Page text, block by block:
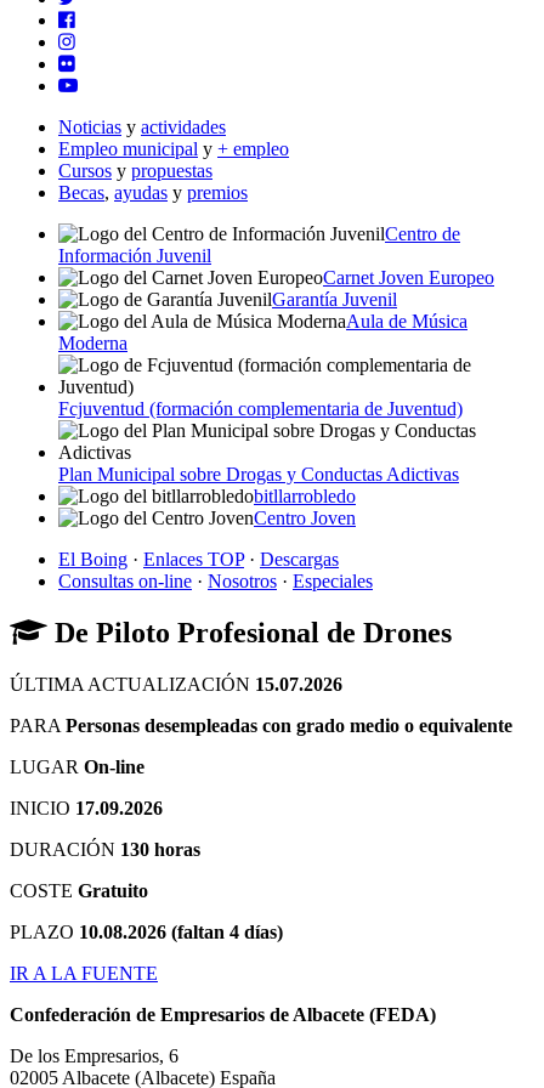
Noticias y actividades
Empleo municipal y + empleo
Cursos y propuestas
Becas, ayudas y premios
Centro de
Información Juvenil
Carnet Joven Europeo
Garantía Juvenil
Aula de Música
Moderna
Fcjuventud (formación complementaria de Juventud)
Plan Municipal sobre Drogas y Conductas Adictivas
bitllarrobledo
Centro Joven
El Boing · Enlaces TOP· Descargas
Consultas on-line · Nosotros · Especiales
De Piloto Profesional de Drones
ÚLTIMA ACTUALIZACIÓN 15.07.2026
PARA Personas desempleadas con grado medio o equivalente
LUGAR On-line
INICIO 17.09.2026
DURACIÓN 130 horas
COSTE Gratuito
PLAZO 10.08.2026 (faltan 4 días)
IR A LA FUENTE
Confederación de Empresarios de Albacete (FEDA)
De los Empresarios, 6
02005 Albacete (Albacete) España